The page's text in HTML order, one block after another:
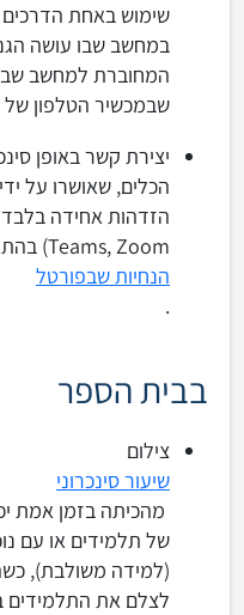
שימוש באחת
במחשב שבו עושה
המחוברת למחשב
שבמכשיר הטלפון של
יצירת קשר באופן
הכלים, שאושרו על
Teams, Zoom) בהתאם ל
הנחיות שבפורטל
.
בבית הספר
צילום
שיעור סינכרוני
מהכיתה בזמן אמת
של תלמידים או עם
(למידה משולבת),
לצלם את התלמידים